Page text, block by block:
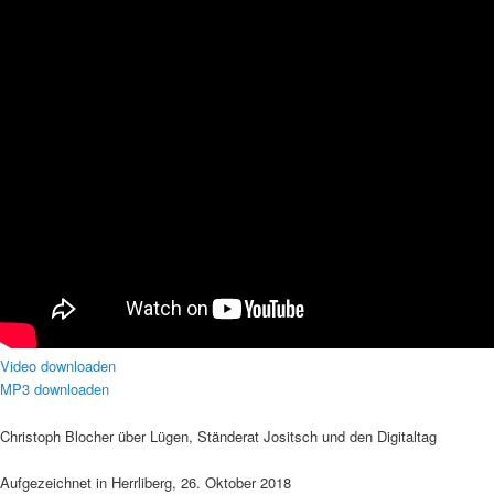
Video downloaden
MP3 downloaden
Christoph Blocher über Lügen, Ständerat Jositsch und den Digitaltag
Aufgezeichnet in Herrliberg, 26. Oktober 2018